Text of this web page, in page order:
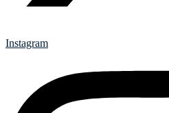
Instagram